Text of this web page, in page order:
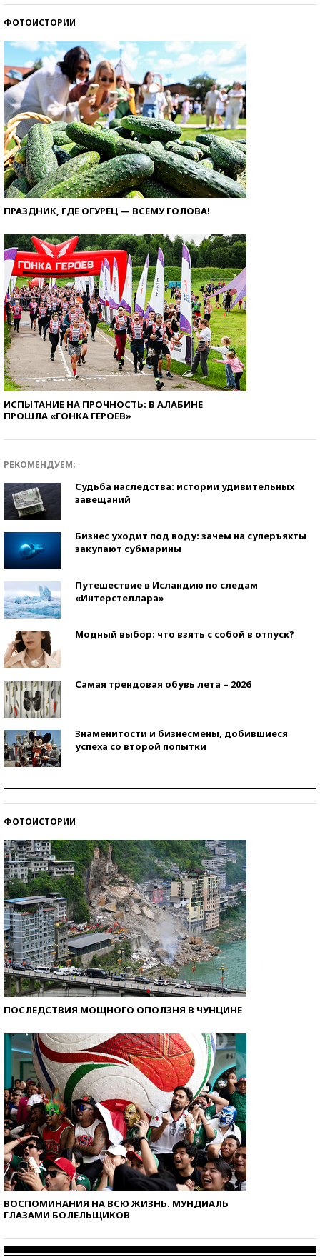
ФОТОИСТОРИИ
ПРАЗДНИК, ГДЕ ОГУРЕЦ — ВСЕМУ ГОЛОВА!
ИСПЫТАНИЕ НА ПРОЧНОСТЬ: В АЛАБИНЕ
ПРОШЛА «ГОНКА ГЕРОЕВ»
РЕКОМЕНДУЕМ:
Судьба наследства: истории удивительных
завещаний
Бизнес уходит под воду: зачем на суперъяхты
закупают субмарины
Путешествие в Исландию по следам
«Интерстеллара»
Модный выбор: что взять с собой в отпуск?
Самая трендовая обувь лета – 2026
Знаменитости и бизнесмены, добившиеся
успеха со второй попытки
ФОТОИСТОРИИ
ПОСЛЕДСТВИЯ МОЩНОГО ОПОЛЗНЯ В ЧУНЦИНЕ
ВОСПОМИНАНИЯ НА ВСЮ ЖИЗНЬ. МУНДИАЛЬ
ГЛАЗАМИ БОЛЕЛЬЩИКОВ